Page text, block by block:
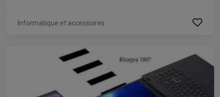
Informatique et accessoires